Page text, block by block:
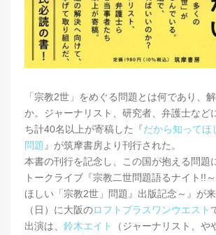
「宗教2世」をめぐる問題とは何であり、
か。ジャーナリスト、研究者、弁護士など
ち計40名以上が寄稿した『だから知ってほ
問題 』が筑摩書房より刊行された。
本書の刊行を記念し、この国が抱える問題
トークライブ『宗教二世問題語るナイト!!
ほしい「宗教2世」問題』出版記念～』が
（日）に大阪のロフトプラスワンウエスト
出演は、 鈴木エイト
（ジャーナリスト、や